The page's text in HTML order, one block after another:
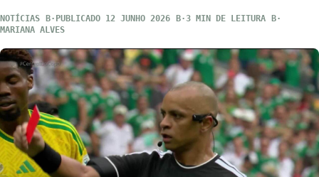
NOTÍCIAS PUBLICADO 12 JUNHO 2026
3 MIN DE LEITURA
MARIANA ALVES